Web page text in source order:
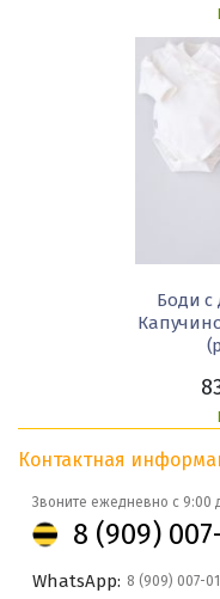
Боди
Контактная
Звоните ежедневно с 9:00
8 (909)
WhatsApp: 8 (909) 007-